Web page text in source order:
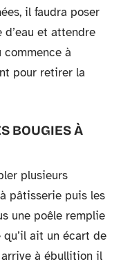
il faudra poser
et attendre
commence à
pour retirer la
BOUGIES À
plusieurs
pâtisserie puis les
une poêle remplie
qu’il ait un écart de
arrive à ébullition il